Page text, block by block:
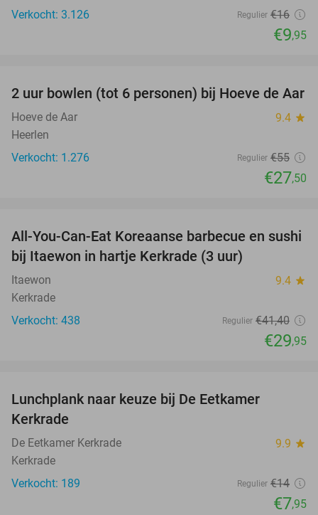
Verkocht: 3.126
Regulier €16
€9,95
50%
2 uur bowlen (tot 6 personen) bij Hoeve de Aar
Hoeve de Aar 9.4 star
Heerlen
Verkocht: 1.276
Regulier €55
€27,50
28%
All-You-Can-Eat Koreaanse barbecue en sushi
bij Itaewon in hartje Kerkrade (3 uur)
Itaewon 9.4 star
Kerkrade
Verkocht: 438
Regulier €41,40
€29,95
Lunchplank naar keuze bij De Eetkamer
Kerkrade
De Eetkamer Kerkrade 9.9 star
Kerkrade
Verkocht: 189
Regulier €14
€7,95